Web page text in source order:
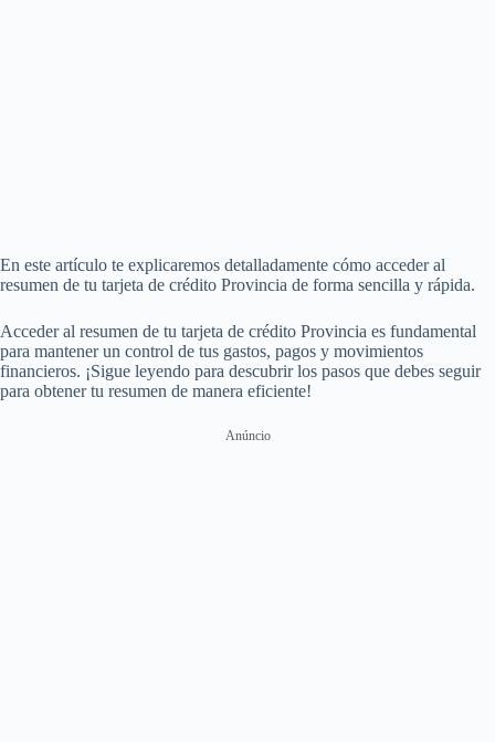
En este artículo te explicaremos detalladamente cómo acceder al
resumen de tu tarjeta de crédito Provincia de forma sencilla y rápida.
Acceder al resumen de tu tarjeta de crédito Provincia es fundamental
para mantener un control de tus gastos, pagos y movimientos
financieros. ¡Sigue leyendo para descubrir los pasos que debes seguir
para obtener tu resumen de manera eficiente!
Anúncio